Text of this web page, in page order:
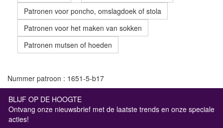
Patronen voor poncho, omslagdoek of stola
Patronen voor het maken van sokken
Patronen mutsen of hoeden
Nummer patroon : 1651-5-b17
BLIJF OP DE HOOGTE
Ontvang onze nieuwsbrief met de laatste trends en onze speciale
acties!